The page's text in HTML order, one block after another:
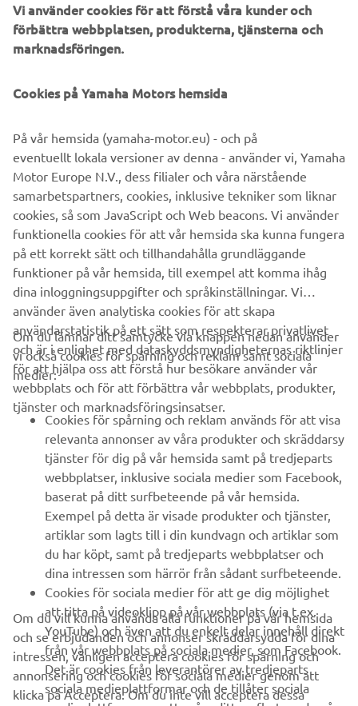
Läs mer
FÖRETAG
B2B
UTFORSKA YAMAHA
FAQ & SUPPORT
NYHETSBREV
Bli först att ta del av de senaste erbjudandena, evenemangen,
nyheterna och mycket mer
PRENUMERERA
Vi använder cookies för att förstå våra kunder och
förbättra webbplatsen, produkterna, tjänsterna och
marknadsföringen.
Cookies på Yamaha Motors hemsida
På vår hemsida (yamaha-motor.eu) - och på
eventuellt lokala versioner av denna - använder vi, Yamaha
Motor Europe N.V., dess filialer och våra närstående
samarbetspartners, cookies, inklusive tekniker som liknar
cookies, så som JavaScript och Web beacons. Vi använder
funktionella cookies för att vår hemsida ska kunna fungera
på ett korrekt sätt och tillhandahålla grundläggande
funktioner på vår hemsida, till exempel att komma ihåg
dina inloggningsuppgifter och språkinställningar. Vi
använder även analytiska cookies för att skapa
användarstatistik på ett sätt som respekterar privatlivet
och är i enlighet med dataskyddsmyndigheternas riktlinjer
för att hjälpa oss att förstå hur besökare använder vår
webbplats och för att förbättra vår webbplats, produkter,
tjänster och marknadsföringsinsatser.
Om du lämnar ditt samtycke via knappen nedan använder
vi också cookies för spårning och reklam samt sociala
medier:
Cookies för spårning och reklam används för att visa
relevanta annonser av våra produkter och skräddarsy
tjänster för dig på vår hemsida samt på tredjeparts
webbplatser, inklusive sociala medier som Facebook,
baserat på ditt surfbeteende på vår hemsida.
Exempel på detta är visade produkter och tjänster,
artiklar som lagts till i din kundvagn och artiklar som
du har köpt, samt på tredjeparts webbplatser och
dina intressen som härrör från sådant surfbeteende.
Cookies för sociala medier för att ge dig möjlighet
att titta på videoklipp på vår webbplats (via t.ex.
YouTube) och även att du enkelt delar innehåll direkt
från vår webbplats på sociala medier, som Facebook.
Det är cookies från leverantörer av tredjeparts
sociala medieplattformar och de tillåter sociala
Om du vill kunna använda alla funktioner på vår hemsida
och se erbjudanden och annonser skräddarsydda för dina
intressen, vänligen acceptera cookies för spårning och
annonsering och cookies för sociala medier genom att
klicka på Acceptera. Om du inte vill acceptera dessa